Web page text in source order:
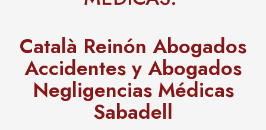
Català Reinón Abogados
Accidentes y Abogados
Negligencias Médicas
Sabadell